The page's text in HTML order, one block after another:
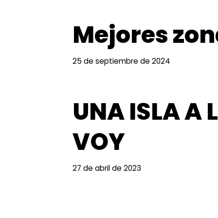
Mejores
25 de septiembre de 2024
UNA ISLA A
VOY
27 de abril de 2023